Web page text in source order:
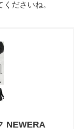
ださいね。
NEWERA